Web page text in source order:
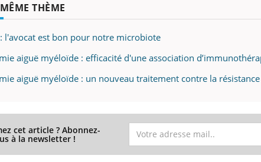
THÈME
l'avocat est bon pour notre microbiote
aiguë myéloïde : efficacité d'une association
aiguë myéloïde : un nouveau traitement contre la
cet article ? Abonnez-
à la newsletter !